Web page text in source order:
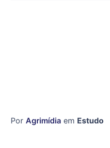
Por Agrimídia em Estudo